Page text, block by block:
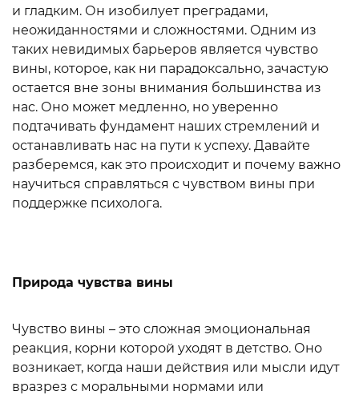
и гладким. Он изобилует преградами,
неожиданностями и сложностями. Одним из
таких невидимых барьеров является чувство
вины, которое, как ни парадоксально, зачастую
остается вне зоны внимания большинства из
нас. Оно может медленно, но уверенно
подтачивать фундамент наших стремлений и
останавливать нас на пути к успеху. Давайте
разберемся, как это происходит и почему важно
научиться справляться с чувством вины при
поддержке психолога.
Природа чувства вины
Чувство вины – это сложная эмоциональная
реакция, корни которой уходят в детство. Оно
возникает, когда наши действия или мысли идут
вразрез с моральными нормами или